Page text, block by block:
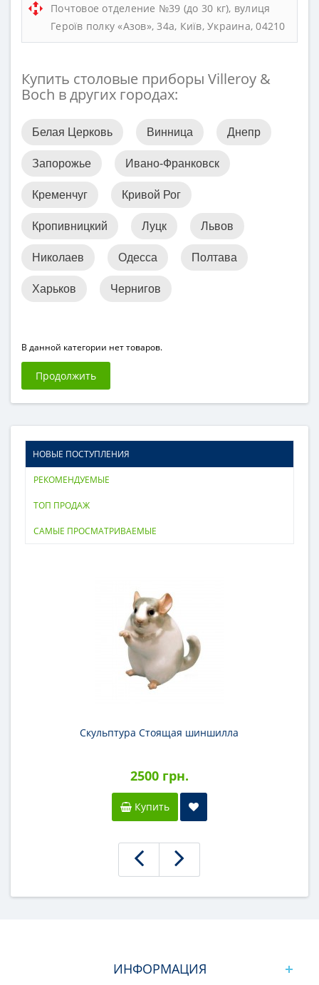
Почтовое отделение №39 (до 30 кг), вулиця
Героїв полку «Азов», 34а, Київ, Украина, 04210
Купить столовые приборы Villeroy &
Boch в других городах:
Белая Церковь Винница Днепр
Запорожье Ивано-Франковск
Кременчуг Кривой Рог
Кропивницкий Луцк Львов
Николаев Одесса Полтава
Харьков Чернигов
В данной категории нет товаров.
Продолжить
НОВЫЕ ПОСТУПЛЕНИЯ
РЕКОМЕНДУЕМЫЕ
ТОП ПРОДАЖ
САМЫЕ ПРОСМАТРИВАЕМЫЕ
Скульптура Стоящая шиншилла
2500 грн.
Купить
ИНФОРМАЦИЯ